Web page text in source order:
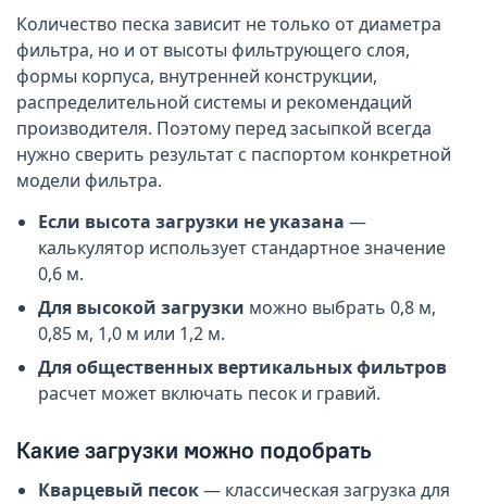
Количество песка зависит не только от диаметра
фильтра, но и от высоты фильтрующего слоя,
формы корпуса, внутренней конструкции,
распределительной системы и рекомендаций
производителя. Поэтому перед засыпкой всегда
нужно сверить результат с паспортом конкретной
модели фильтра.
Если высота загрузки не указана —
калькулятор использует стандартное значение
0,6 м.
Для высокой загрузки можно выбрать 0,8 м,
0,85 м, 1,0 м или 1,2 м.
Для общественных вертикальных фильтров
расчет может включать песок и гравий.
Какие загрузки можно подобрать
Кварцевый песок— классическая загрузка для